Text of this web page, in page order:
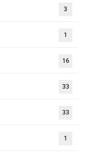
3
1
16
33
33
1